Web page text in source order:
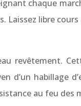
chaque
Laissez libre
revêtement.
d’un habillage
au feu des